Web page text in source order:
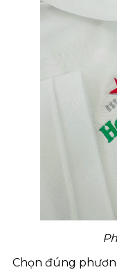
Chọn đúng